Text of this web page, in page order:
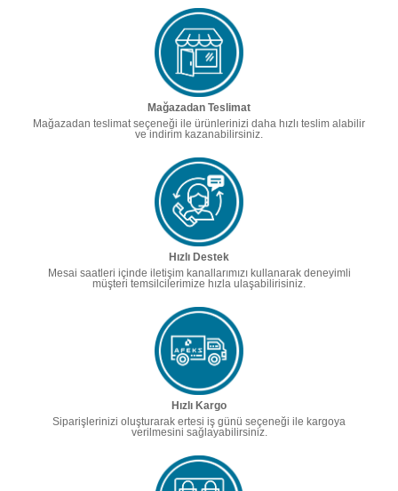
Mağazadan Teslimat
Mağazadan teslimat seçeneği ile ürünlerinizi daha hızlı teslim alabilir
ve indirim kazanabilirsiniz.
Hızlı Destek
Mesai saatleri içinde iletişim kanallarımızı kullanarak deneyimli
müşteri temsilcilerimize hızla ulaşabilirisiniz.
Hızlı Kargo
Siparişlerinizi oluşturarak ertesi iş günü seçeneği ile kargoya
verilmesini sağlayabilirsiniz.